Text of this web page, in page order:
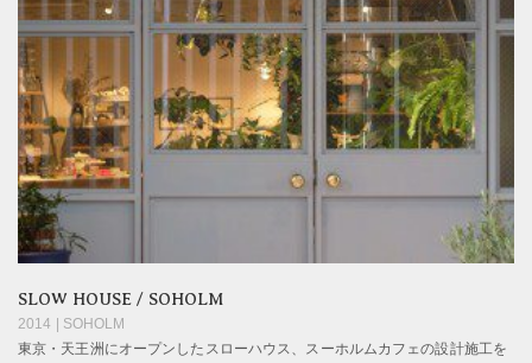
SLOW HOUSE / SOHOLM
2014 | SOHOLM
東京・天王洲にオープンしたスローハウス、スーホルムカフェの設計施工を